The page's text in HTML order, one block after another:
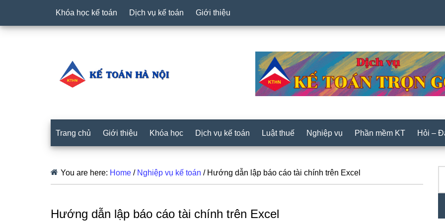
Khóa học kế toán Dịch vụ kế toán Giới thiệu
Trang chủ Giới thiệu Khóa học Dịch vụ kế toán Luật thuế Nghiệp vụ Phần mềm KT Hỏi –
You are here: Home / Nghiệp vụ kế toán /Hướng dẫn lập báo cáo tài chính trên Excel
Hướng dẫn lập báo cáo tài chính trên Excel